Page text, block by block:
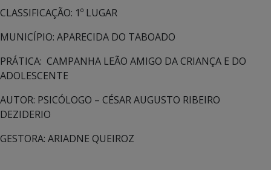
CLASSIFICAÇÃO: 1º LUGAR
MUNICÍPIO: APARECIDA DO TABOADO
PRÁTICA: CAMPANHA LEÃO AMIGO DA CRIANÇA E DO
ADOLESCENTE
AUTOR: PSICÓLOGO – CÉSAR AUGUSTO RIBEIRO
DEZIDERIO
GESTORA: ARIADNE QUEIROZ